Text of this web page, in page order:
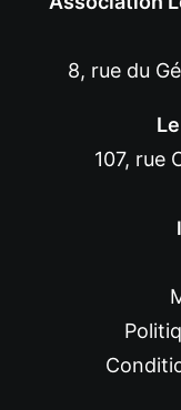
8, rue du
107, rue